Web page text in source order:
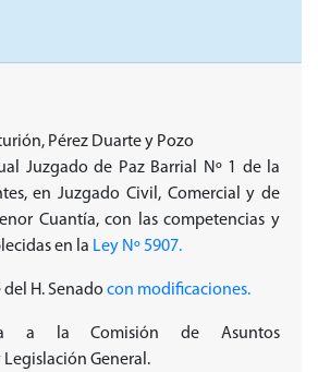
Pérez Duarte y Pozo
Juzgado de Paz Barrial Nº 1 de la
en Juzgado Civil, Comercial y de
Cuantía, con las competencias y
en la Ley Nº 5907.
H. Senado con modificaciones.
a la Comisión de Asuntos
General.